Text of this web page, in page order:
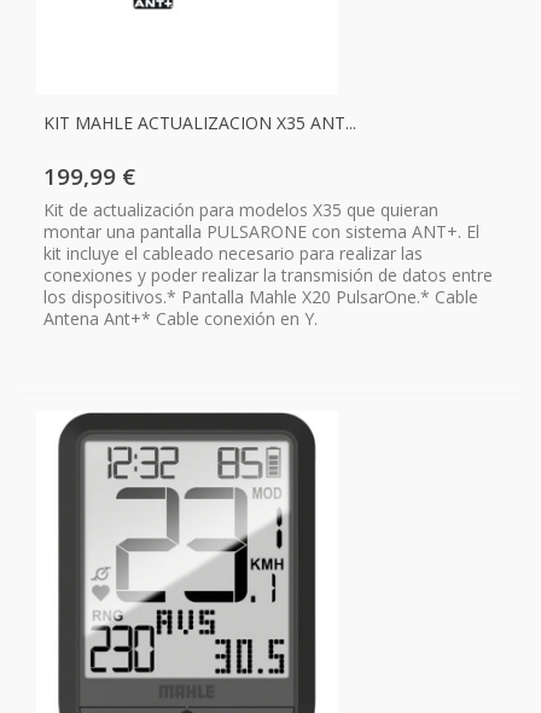
KIT MAHLE ACTUALIZACION X35 ANT...
199,99 €
Kit de actualización para modelos X35 que quieran
montar una pantalla PULSARONE con sistema ANT+. El
kit incluye el cableado necesario para realizar las
conexiones y poder realizar la transmisión de datos entre
los dispositivos.* Pantalla Mahle X20 PulsarOne.* Cable
Antena Ant+* Cable conexión en Y.